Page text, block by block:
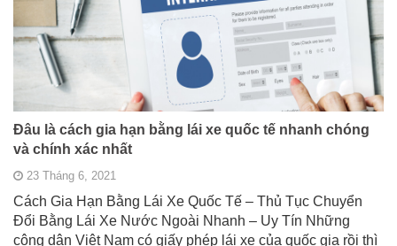
Đâu là cách gia hạn bằng lái xe quốc tế nhanh chóng
và chính xác nhất
23 Tháng 6, 2021
Cách Gia Hạn Bằng Lái Xe Quốc Tế – Thủ Tục Chuyển
Đổi Bằng Lái Xe Nước Ngoài Nhanh – Uy Tín Những
công dân Việt Nam có giấy phép lái xe của quốc gia rồi thì